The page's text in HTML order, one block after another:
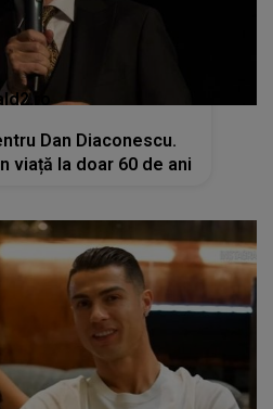
Dan Diaconescu.
viață la doar 60 de ani